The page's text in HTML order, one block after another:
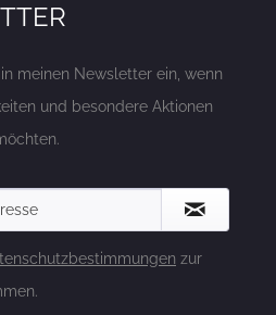
meinen Newsletter ein, wenn
und besondere Aktionen
zur